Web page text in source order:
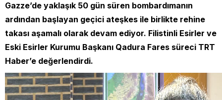
Gazze’de yaklaşık 50 gün süren bombardımanın
ardından başlayan geçici ateşkes ile birlikte rehine
takası aşamalı olarak devam ediyor. Filistinli Esirler ve
Eski Esirler Kurumu Başkanı Qadura Fares süreci TRT
Haber’e değerlendirdi.